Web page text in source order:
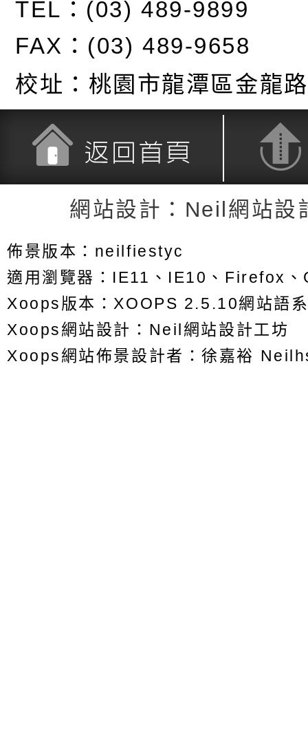
TEL：(03) 489-9899
FAX：(03) 489-9658
校址： 桃園市龍潭區金龍
返回首頁 返回頂端
網站設計：Neil網站設
佈景版本： neilfiestyc
適用瀏覽器：IE11、IE10、Firefox
Xoops版本：XOOPS 2.5.10網站語
Xoops網站設計 ： Neil網站設計工坊
Xoops網站佈景設計者：徐嘉裕